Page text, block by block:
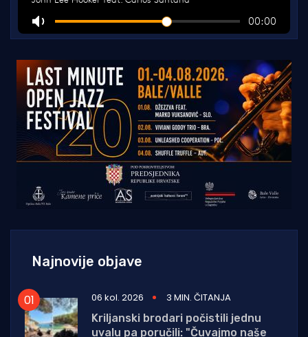
Najnovije objave
06 kol. 2026
3 MIN. ČITANJA
Kriljanski brodari počistili jednu
uvalu pa poručili: "Čuvajmo naše